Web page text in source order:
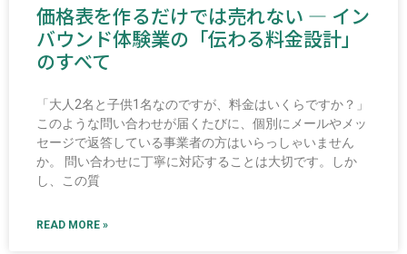
価格表を作るだけでは売れない ― イン
バウンド体験業の「伝わる料金設計」
のすべて
「大人2名と子供1名なのですが、料金はいくらですか？」
このような問い合わせが届くたびに、個別にメールやメッ
セージで返答している事業者の方はいらっしゃいません
か。 問い合わせに丁寧に対応することは大切です。しか
し、この質
READ MORE »